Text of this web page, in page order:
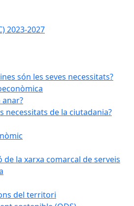
2023-2027
són les seves necessitats?
anar?
necessitats de la ciutadania?
la xarxa comarcal de serveis
del territori